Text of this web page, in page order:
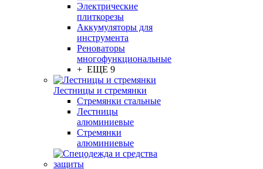
Электрические
плиткорезы
Аккумуляторы для
инструмента
Реноваторы
многофункциональные
+ ЕЩЕ 9
Лестницы и стремянки
Стремянки стальные
Лестницы
алюминиевые
Стремянки
алюминиевые